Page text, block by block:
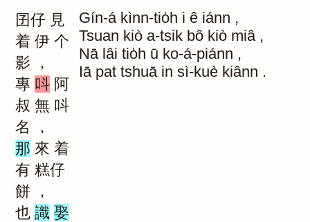
囝仔 見
着 伊 个
影
，
專 呌 阿
叔 無 呌
名
，
那 來 着
有 糕仔
餅
，
也 識 娶
Gín-á kìnn-tio̍h i ê iánn ,
Tsuan kiò a-tsik bô kiò miâ ,
Nā lâi tio̍h ū ko-á-piánn ,
Iā pat tshuā in sì-kuè kiânn .